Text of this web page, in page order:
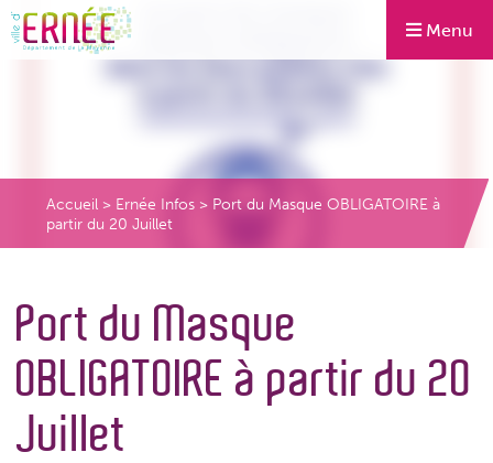
Menu
Accueil > Ernée Infos > Port du Masque OBLIGATOIRE à
partir du 20 Juillet
Port du Masque
OBLIGATOIRE à partir du 20
Juillet